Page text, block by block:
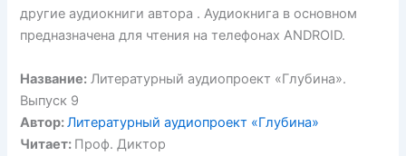
другие аудиокниги автора . Аудиокнига в основном
предназначена для чтения на телефонах ANDROID.
Название: Литературный аудиопроект «Глубина».
Выпуск 9
Автор:Литературный аудиопроект «Глубина»
Читает: Проф. Диктор